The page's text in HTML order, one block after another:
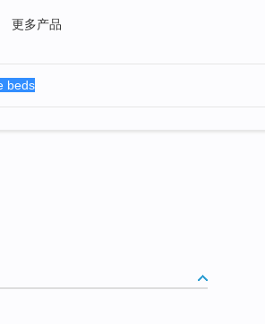
更多产品